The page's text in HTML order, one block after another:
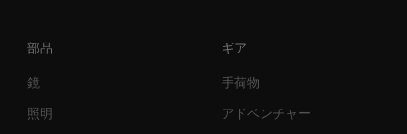
部品
鏡
照明
ギア
手荷物
アドベンチャー